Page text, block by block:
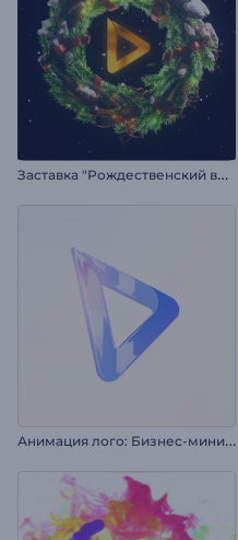
З
аставка "Рождественский венок"
А
нимация лого: Бизнес-минимализм